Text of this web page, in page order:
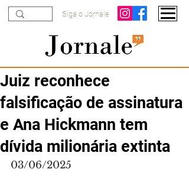
Siga o Jornale
Juiz reconhece
falsificação de assinatura
e Ana Hickmann tem
dívida milionária extinta
03/06/2025